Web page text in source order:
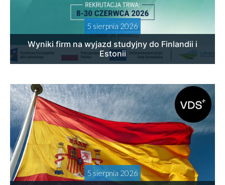
5 sierpnia 2026
Wyniki firm na wyjazd studyjny do Finlandii i
Estonii
5 sierpnia 2026